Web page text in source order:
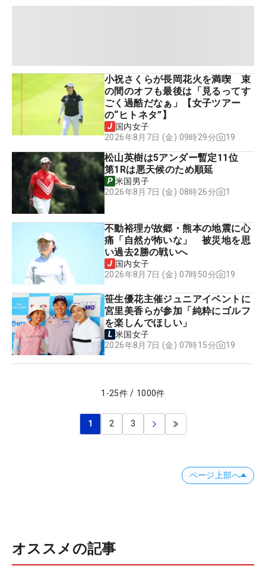
小祝さくらが長岡花火を満喫 束
の間のオフも最後は「見るってす
ごく過酷だなぁ」【女子ツアー
の“ヒトネタ”】
国内女子
2026年8月7日 (金) 09時29分
19
松山英樹は5アンダー暫定11位
第1Rは悪天候のため順延
米国男子
2026年8月7日 (金) 08時26分
1
不動裕理が故郷・熊本の地震に心
痛「自然が怖いな」 被災地を思
い過去2勝の戦いへ
国内女子
2026年8月7日 (金) 07時50分
19
笹生優花主催ジュニアイベントに
宮里美香らが参加「純粋にゴルフ
を楽しんでほしい」
米国女子
2026年8月7日 (金) 07時15分
19
1 -25件 / 1000件
1 2 3
ページ上部へ
オススメの記事